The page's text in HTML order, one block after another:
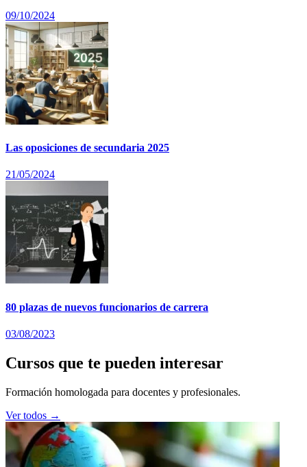
09/10/2024
Las oposiciones de secundaria 2025
21/05/2024
80 plazas de nuevos funcionarios de carrera
03/08/2023
Cursos que te pueden interesar
Formación homologada para docentes y profesionales.
Ver todos →